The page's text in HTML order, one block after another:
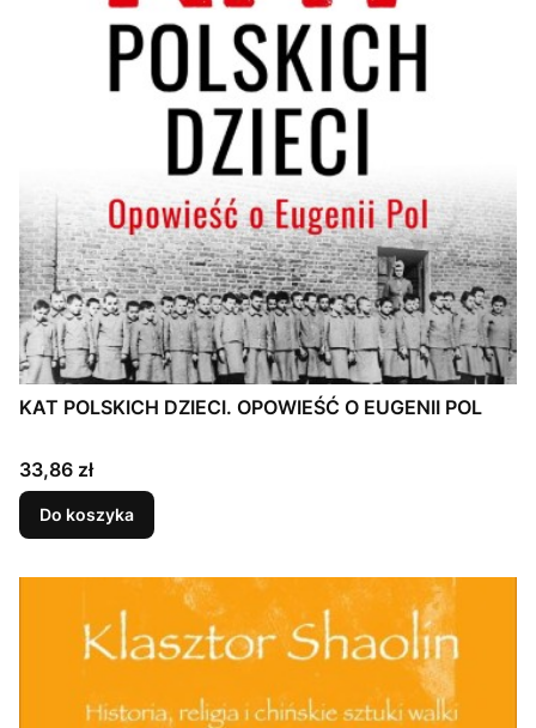
KAT POLSKICH DZIECI. OPOWIEŚĆ O EUGENII POL
Cena
33,86 zł
Do koszyka